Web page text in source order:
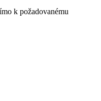
k požadovanému